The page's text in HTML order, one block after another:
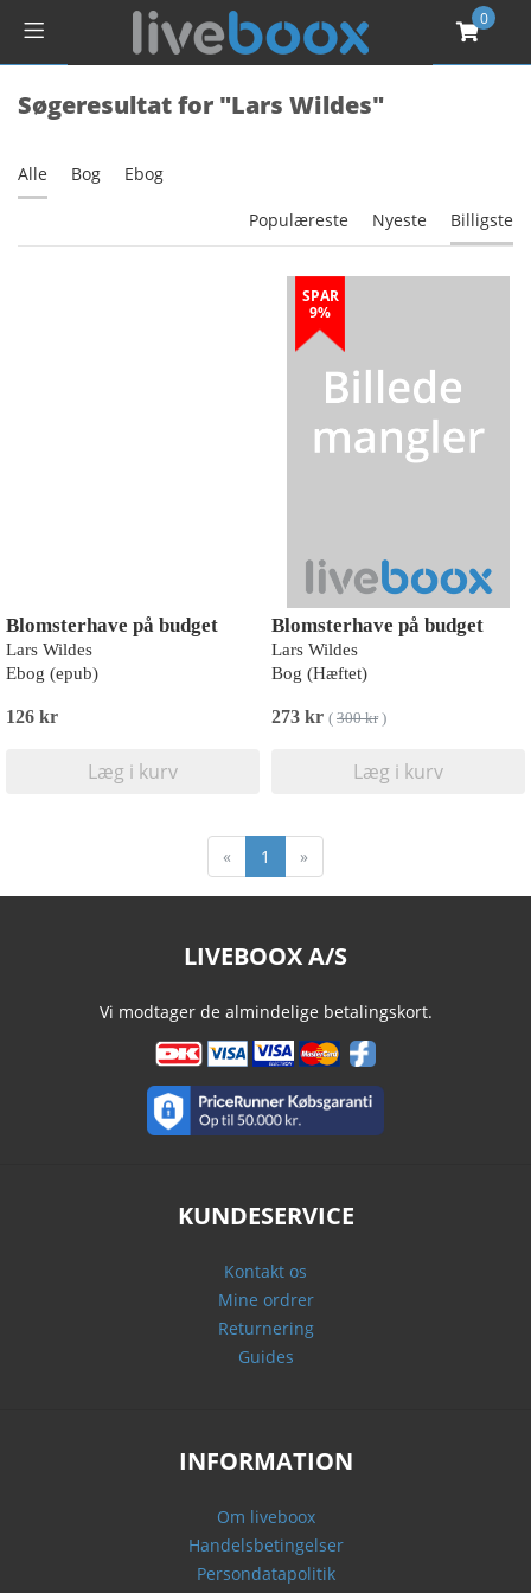
0
Søgeresultat for "Lars Wildes"
Alle Bog Ebog
Populæreste Nyeste Billigste
Blomsterhave på budget
Lars Wildes
Ebog (epub)
126 kr
Læg i kurv
SPAR
9%
Blomsterhave på budget
Lars Wildes
Bog (Hæftet)
273 kr ( 300 kr)
Læg i kurv
« 1 »
LIVEBOOX A/S
Vi modtager de almindelige betalingskort.
KUNDESERVICE
Kontakt os
Mine ordrer
Returnering
Guides
INFORMATION
Om liveboox
Handelsbetingelser
Persondatapolitik